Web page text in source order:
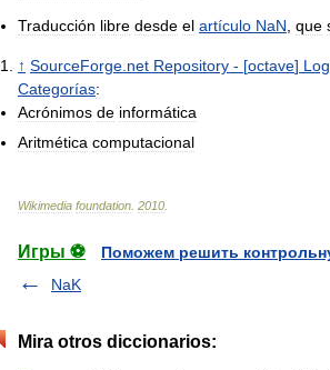
Traducción libre desde el artículo NaN que
↑ SourceForge net Repository - [octave] Log
Categorías:
Acrónimos de informática
Aritmética computacional
Wikimedia foundation 2010
Игры ⚽
Поможем решить
NaK
Mira otros diccionarios: